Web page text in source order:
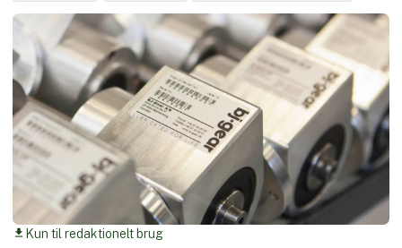
download Kun til redaktionelt brug